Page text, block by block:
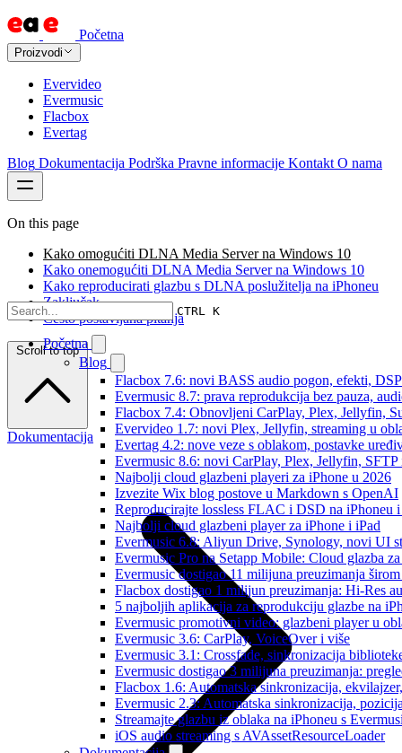
Početna
Proizvodi
Evervideo
Evermusic
Flacbox
Evertag
Blog Dokumentacija Podrška Pravne informacije Kontakt O nama
CTRL K
Početna
Blog
Flacbox 7.6: novi BASS audio pogon, efekti,
Evermusic 8.7: prava reprodukcija bez pauza,
Flacbox 7.4: Obnovljeni CarPlay, Plex, Jellyfin,
Evervideo 1.7: novi Plex, Jellyfin, streaming u
Evertag 4.2: nove veze s oblakom, postavke
Evermusic 8.6: novi CarPlay, Plex, Jellyfin,
Najbolji cloud glazbeni playeri za iPhone u 2026
Izvezite Wix blog postove u Markdown s OpenAI
Reproducirajte lossless FLAC i DSD na iPhoneu
Najbolji cloud glazbeni player za iPhone i iPad
Evermusic 6.8: Aliyun Drive, Synology, novi UI
Evermusic Pro na Setapp Mobile: Cloud glazba
Evermusic dostigao 11 milijuna preuzimanja
Flacbox dostigao 1 milijun preuzimanja: Hi-Res
5 najboljih aplikacija za reprodukciju glazbe na
Evermusic promotivni video: glazbeni player u
Evermusic 3.6: CarPlay, VoiceOver i više
Evermusic 3.1: Crossfade, sinkronizacija
Evermusic dostigao 3 milijuna preuzimanja:
Flacbox 1.6: Automatska sinkronizacija,
Evermusic 2.3: Automatska sinkronizacija,
Streamajte glazbu iz oblaka na iPhoneu s
iOS audio streaming s AVAssetResourceLoader
On this page
Kako omogućiti DLNA Media Server na Windows 10
Kako onemogućiti DLNA Media Server na Windows 10
Kako reproducirati glazbu s DLNA poslužitelja na iPhoneu
Zaključak
Često postavljana pitanja
Scroll to top
Dokumentacija